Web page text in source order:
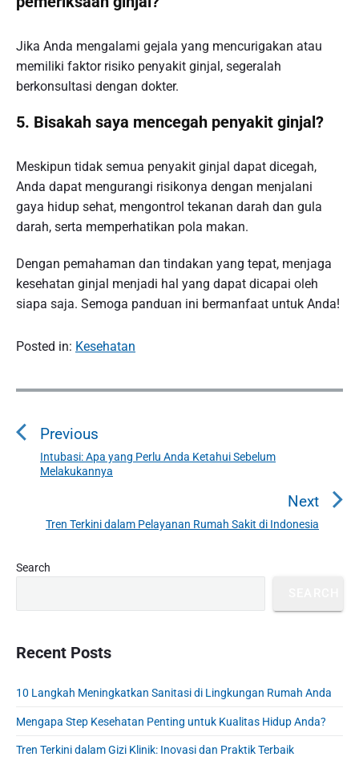
Jika Anda mengalami gejala yang mencurigakan atau
memiliki faktor risiko penyakit ginjal, segeralah
berkonsultasi dengan dokter.
5. Bisakah saya mencegah penyakit ginjal?
Meskipun tidak semua penyakit ginjal dapat dicegah,
Anda dapat mengurangi risikonya dengan menjalani
gaya hidup sehat, mengontrol tekanan darah dan gula
darah, serta memperhatikan pola makan.
Dengan pemahaman dan tindakan yang tepat, menjaga
kesehatan ginjal menjadi hal yang dapat dicapai oleh
siapa saja. Semoga panduan ini bermanfaat untuk Anda!
Posted in: Kesehatan
P
s
g
t
o
Previous
P
r
o
u
s
:
Intubasi: Apa yang Perlu Anda Ketahui Sebelum
Melakukannya
Next
N
:
Tren Terkini dalam Pelayanan Rumah Sakit di Indonesia
P
r
i
d
b
Search
Recent Posts
10 Langkah Meningkatkan Sanitasi di Lingkungan Rumah Anda
Mengapa Step Kesehatan Penting untuk Kualitas Hidup Anda?
Tren Terkini dalam Gizi Klinik: Inovasi dan Praktik Terbaik